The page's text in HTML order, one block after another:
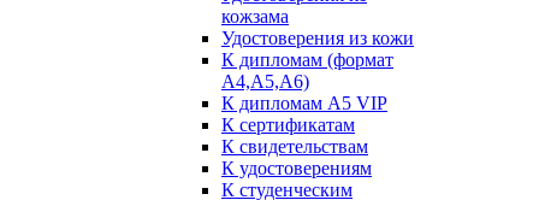
кожзама
Удостоверения из кожи
К дипломам (формат
А4,А5,А6)
К дипломам А5 VIP
К сертификатам
К свидетельствам
К удостоверениям
К студенческим